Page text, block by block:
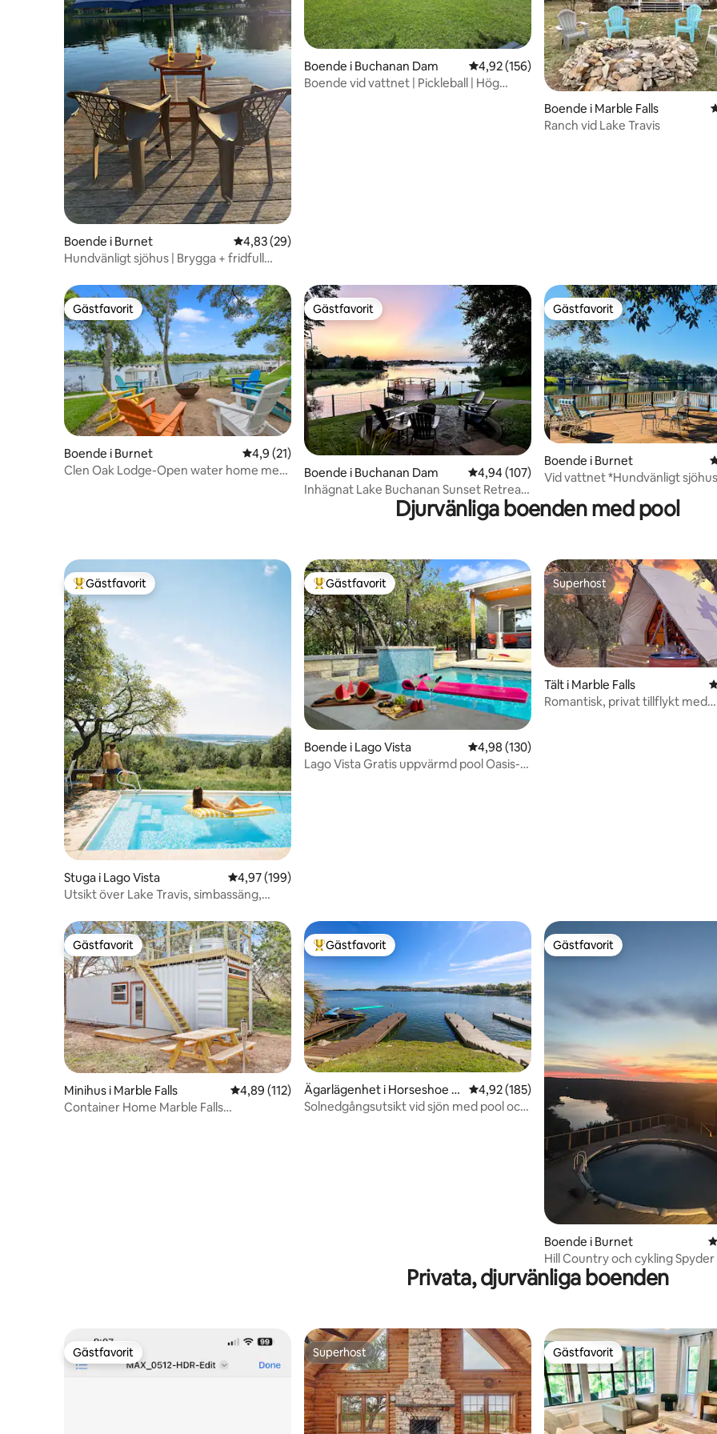
Boende i Burnet 4,83 av 5 i genomsnittligt betyg, 29 omdömen
4,83 (29)
Hundvänligt sjöhus | Brygga + fridfull
Boende i Buchanan Dam 4,92 av 5 i genomsnittligt betyg, 156
4,92 (156)
Boende vid vattnet | Pickleball | Hög
Boende i Marble Falls
Ranch vid Lake Travis
Gästfavorit
Gästfavorit
Boende i Burnet 4,9 av 5 i genomsnittligt betyg, 21 omdömen
4,9 (21)
Clen Oak Lodge-Open water home med
Gästfavorit
Gästfavorit
Boende i Buchanan Dam 4,94 av 5 i genomsnittligt betyg, 107
4,94 (107)
Inhägnat Lake Buchanan Sunset Retreat|
Bubbelpool |Hundar
Gästfavorit
Gästfavorit
Boende i Burnet
Vid vattnet *Hundvänligt
Djurvänliga boenden med pool
Populär gästfavorit
Gästfavorit
Stuga i Lago Vista 4,97 av 5 i genomsnittligt betyg, 199 omdömen
4,97 (199)
Utsikt över Lake Travis, simbassäng,
Populär gästfavorit
Gästfavorit
Boende i Lago Vista 4,98 av 5 i genomsnittligt betyg, 130
4,98 (130)
Lago Vista Gratis uppvärmd pool Oasis-
Superhost
Superhost
Tält i Marble Falls
Romantisk, privat tillflykt med
Gästfavorit
Gästfavorit
Minihus i Marble Falls 4,89 av 5 i genomsnittligt betyg, 112 omdömen
4,89 (112)
Container Home Marble Falls
Populär gästfavorit
Gästfavorit
Ägarlägenhet i Horseshoe B
ay
4,92 av 5 i genomsnittligt betyg, 185
4,92 (185)
Solnedgångsutsikt vid sjön med pool och
Gästfavorit
Gästfavorit
Boende i Burnet
Hill Country och cykling
Retreat
Privata, djurvänliga boenden
Gästfavorit
Gästfavorit Superhost
Superhost Gästfavorit
Gästfavorit